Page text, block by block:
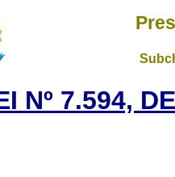
Nº 7.594,